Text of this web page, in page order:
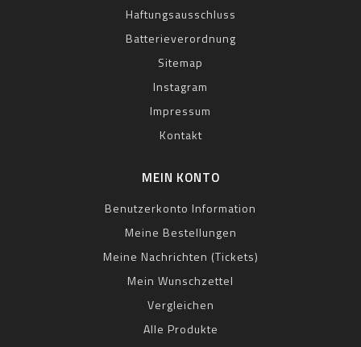
Haftungsausschluss
Batterieverordnung
Sitemap
Instagram
Impressum
Kontakt
MEIN KONTO
Benutzerkonto Information
Meine Bestellungen
Meine Nachrichten (Tickets)
Mein Wunschzettel
Vergleichen
Alle Produkte